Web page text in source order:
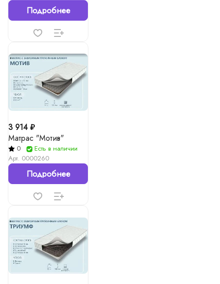
Подробнее
3 914 ₽
Матрас "Мотив"
0
Есть в наличии
Арт. 0000260
Подробнее